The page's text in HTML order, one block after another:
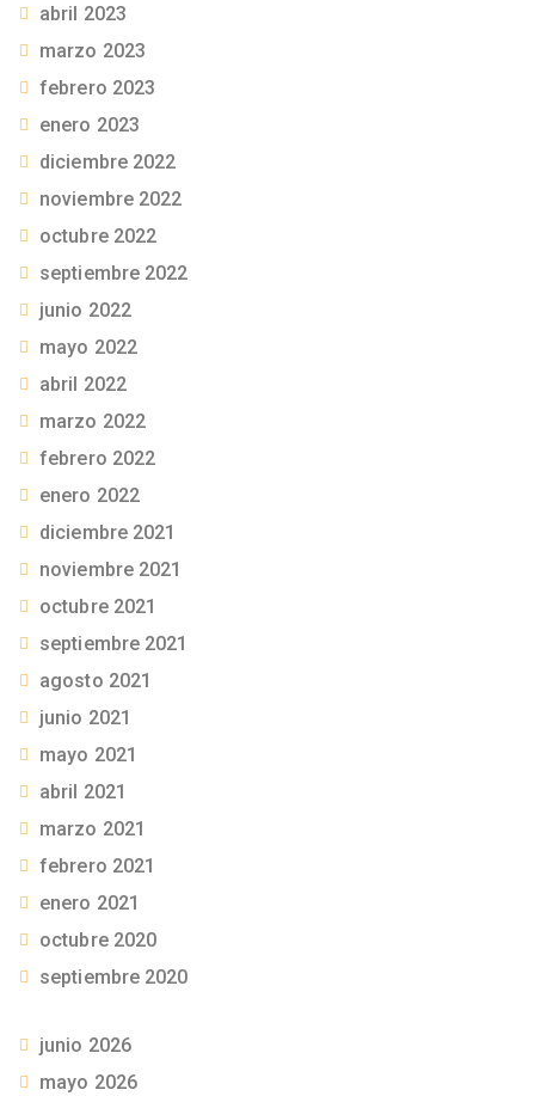
abril 2023
marzo 2023
febrero 2023
enero 2023
diciembre 2022
noviembre 2022
octubre 2022
septiembre 2022
junio 2022
mayo 2022
abril 2022
marzo 2022
febrero 2022
enero 2022
diciembre 2021
noviembre 2021
octubre 2021
septiembre 2021
agosto 2021
junio 2021
mayo 2021
abril 2021
marzo 2021
febrero 2021
enero 2021
octubre 2020
septiembre 2020
junio 2026
mayo 2026